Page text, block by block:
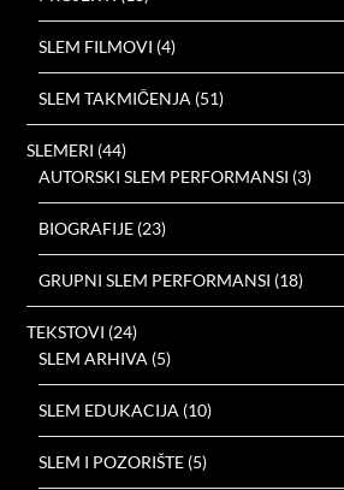
SLEM FILMOVI (4)
SLEM TAKMIČENJA (51)
SLEMERI (44)
AUTORSKI SLEM PERFORMANSI (3)
BIOGRAFIJE (23)
GRUPNI SLEM PERFORMANSI (18)
TEKSTOVI (24)
SLEM ARHIVA (5)
SLEM EDUKACIJA (10)
SLEM I POZORIŠTE (5)